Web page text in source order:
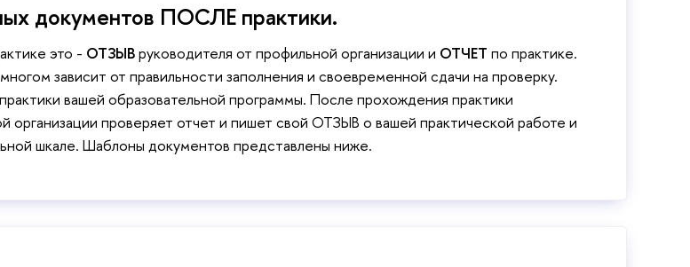
документов ПОСЛЕ практики.
это - ОТЗЫВруководителя от профильной организации и ОТЧЕТ по практике.
зависит от правильности заполнения и своевременной сдачи на проверку.
вашей образовательной программы. После прохождения практики
организации проверяет отчет и пишет свой ОТЗЫВ о вашей практической работе и
шкале. Шаблоны документов представлены ниже.